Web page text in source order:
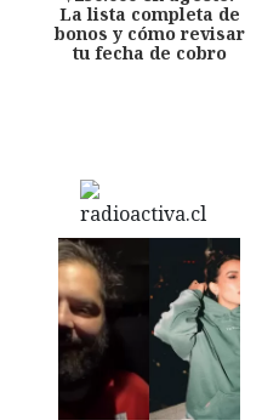
La lista completa de
bonos y cómo revisar
tu fecha de cobro